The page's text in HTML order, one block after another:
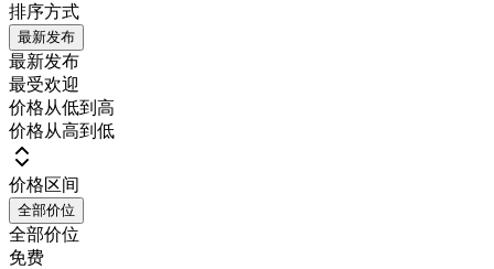
排序方式
最新发布
最新发布
最受欢迎
价格从低到高
价格从高到低
价格区间
全部价位
全部价位
免费